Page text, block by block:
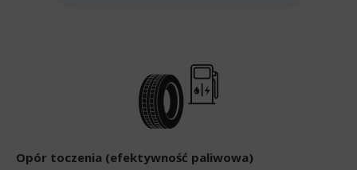
Opór toczenia (efektywność paliwowa)